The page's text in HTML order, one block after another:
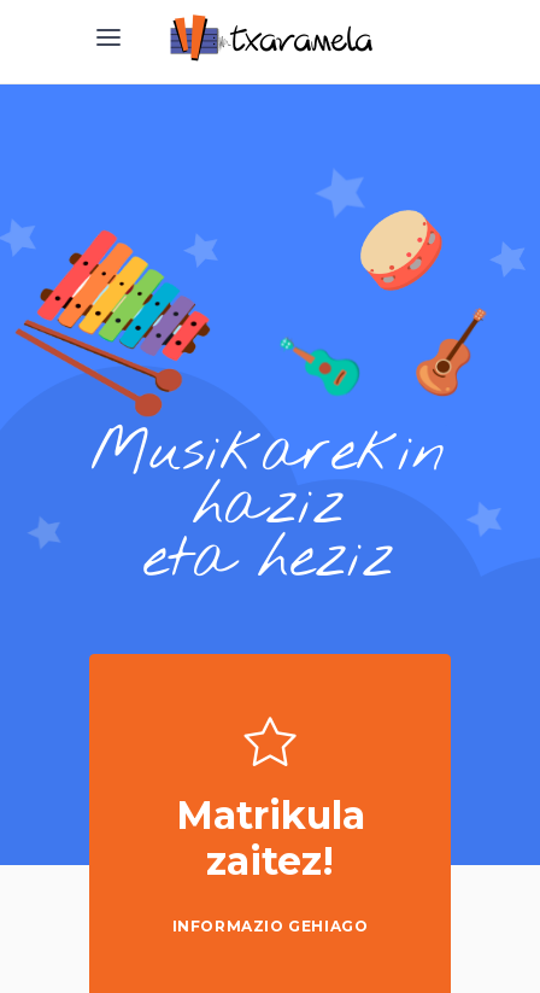
Musikarekin
haziz
eta heziz
Matrikula
zaitez!
INFORMAZIO GEHIAGO